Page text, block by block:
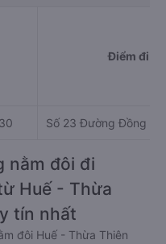
Điểm đi
Số 23 Đường Đồng
nằm đôi đi
Huế - Thừa
tín nhất
đôi Huế - Thừa Thiên